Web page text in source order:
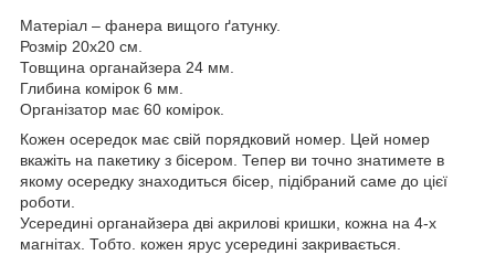
Матеріал – фанера вищого ґатунку.
Розмір 20х20 см.
Товщина органайзера 24 мм.
Глибина комірок 6 мм.
Організатор має 60 комірок.
Кожен осередок має свій порядковий номер. Цей номер
вкажіть на пакетику з бісером. Тепер ви точно знатимете в
якому осередку знаходиться бісер, підібраний саме до цієї
роботи.
Усередині органайзера дві акрилові кришки, кожна на 4-х
магнітах. Тобто. кожен ярус усередині закривається.